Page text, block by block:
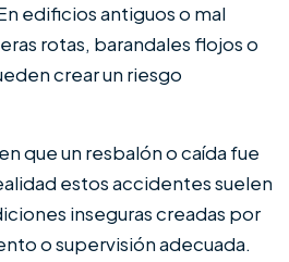
edificios antiguos o mal
rotas, barandales flojos o
crear un riesgo
que un resbalón o caída fue
estos accidentes suelen
inseguras creadas por
o supervisión adecuada.